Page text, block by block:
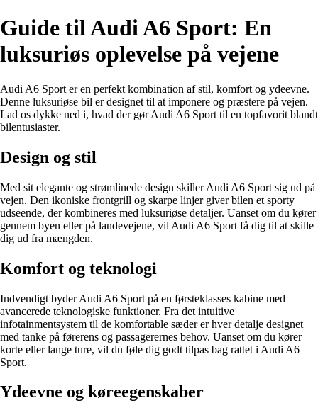
Guide til Audi A6 Sport: En
luksuriøs oplevelse på vejene
Audi A6 Sport er en perfekt kombination af stil, komfort og ydeevne.
Denne luksuriøse bil er designet til at imponere og præstere på vejen.
Lad os dykke ned i, hvad der gør Audi A6 Sport til en topfavorit blandt
bilentusiaster.
Design og stil
Med sit elegante og strømlinede design skiller Audi A6 Sport sig ud på
vejen. Den ikoniske frontgrill og skarpe linjer giver bilen et sporty
udseende, der kombineres med luksuriøse detaljer. Uanset om du kører
gennem byen eller på landevejene, vil Audi A6 Sport få dig til at skille
dig ud fra mængden.
Komfort og teknologi
Indvendigt byder Audi A6 Sport på en førsteklasses kabine med
avancerede teknologiske funktioner. Fra det intuitive
infotainmentsystem til de komfortable sæder er hver detalje designet
med tanke på førerens og passagerernes behov. Uanset om du kører
korte eller lange ture, vil du føle dig godt tilpas bag rattet i Audi A6
Sport.
Ydeevne og køreegenskaber